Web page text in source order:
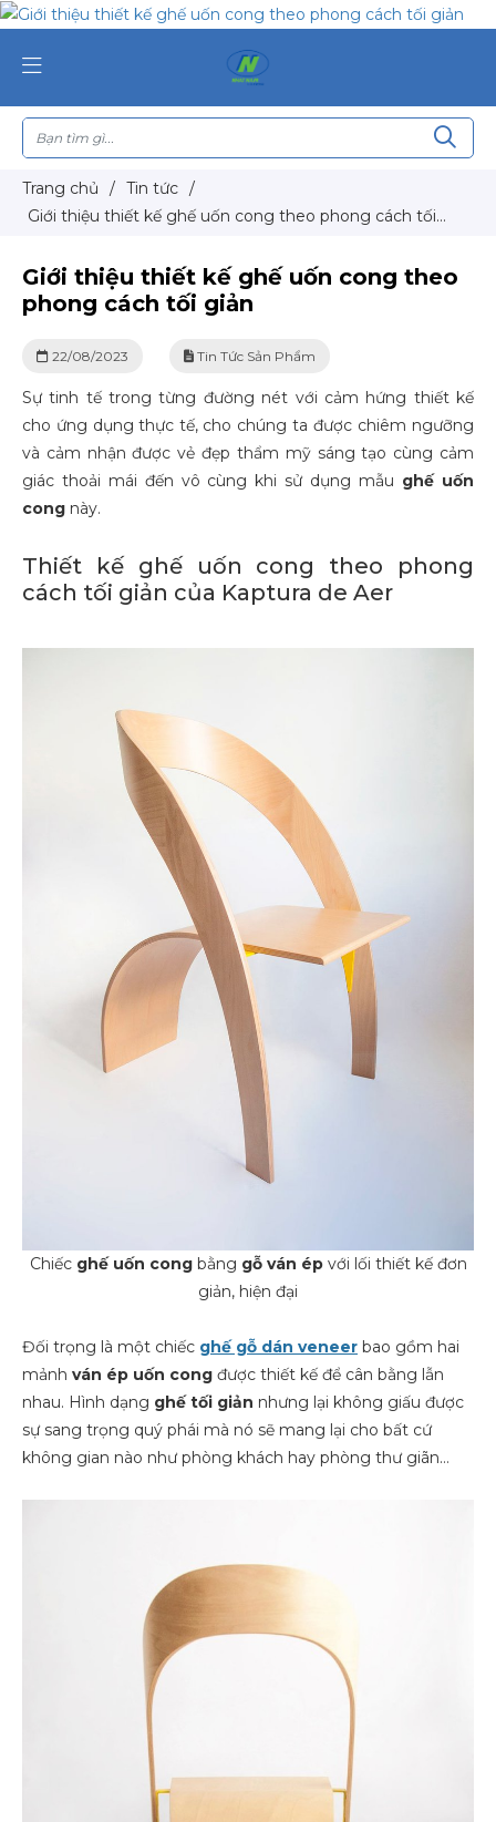
Trang chủ / Tin tức /
Giới thiệu thiết kế ghế uốn cong theo phong cách tối
Giới thiệu thiết kế ghế uốn cong theo
phong cách tối giản
22/08/2023 Tin Tức Sản Phẩm
Sự tinh tế trong từng đường nét với cảm hứng thiết kế
cho ứng dụng thực tế, cho chúng ta được chiêm ngưỡng
và cảm nhận được vẻ đẹp thẩm mỹ sáng tạo cùng cảm
giác thoải mái đến vô cùng khi sử dụng mẫu ghế uốn
cong này.
Thiết kế ghế uốn cong theo phong
cách tối giản của Kaptura de Aer
Chiếc ghế uốn congbằng gỗ ván épvới lối thiết kế đơn
giản, hiện đại
Đối trọng là một chiếc ghế gỗ dán veneer bao gồm hai
mảnh ván ép uốn cong được thiết kế để cân bằng lẫn
nhau. Hình dạng ghế tối giản nhưng lại không giấu được
sự sang trọng quý phái mà nó sẽ mang lại cho bất cứ
không gian nào như phòng khách hay phòng thư giãn…